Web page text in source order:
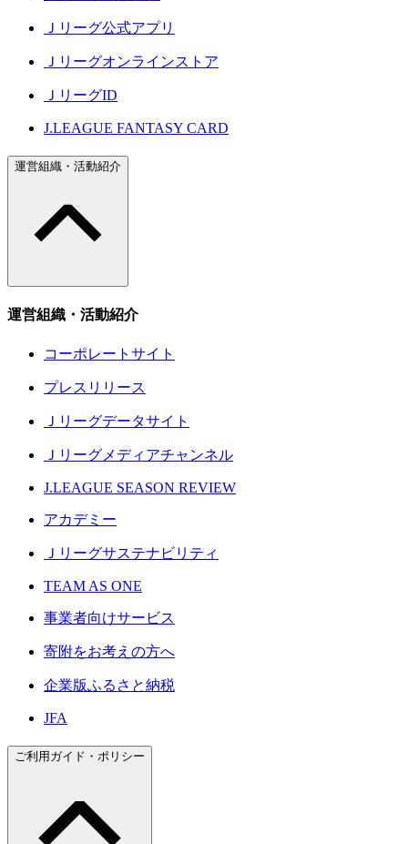
Ｊリーグ公式アプリ
Ｊリーグオンラインストア
ＪリーグID
J.LEAGUE FANTASY CARD
運営組織・活動紹介
運営組織・活動紹介
コーポレートサイト
プレスリリース
Ｊリーグデータサイト
Ｊリーグメディアチャンネル
J.LEAGUE SEASON REVIEW
アカデミー
Ｊリーグサステナビリティ
TEAM AS ONE
事業者向けサービス
寄附をお考えの方へ
企業版ふるさと納税
JFA
ご利用ガイド・ポリシー